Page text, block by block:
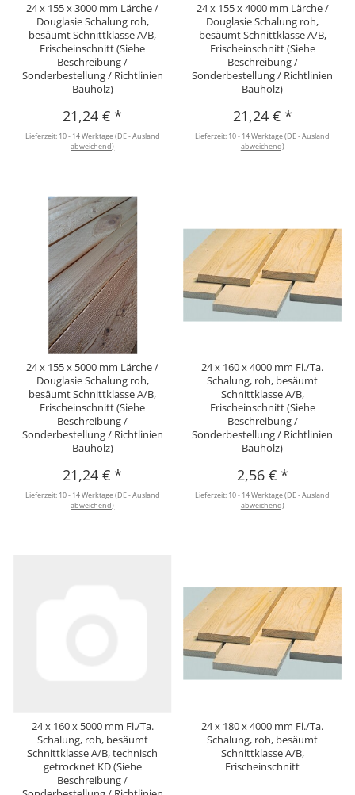
24 x 155 x 3000 mm Lärche /
Douglasie Schalung roh,
besäumt Schnittklasse A/B,
Frischeinschnitt (Siehe
Beschreibung /
Sonderbestellung / Richtlinien
Bauholz)
21,24 €*
Lieferzeit: 10 - 14 Werktage(DE - Ausland
abweichend)
24 x 155 x 4000 mm Lärche /
Douglasie Schalung roh,
besäumt Schnittklasse A/B,
Frischeinschnitt (Siehe
Beschreibung /
Sonderbestellung / Richtlinien
Bauholz)
21,24 € *
Lieferzeit: 10 - 14 Werktage(DE - Ausland
abweichend)
24 x 155 x 5000 mm Lärche /
Douglasie Schalung roh,
besäumt Schnittklasse A/B,
Frischeinschnitt (Siehe
Beschreibung /
Sonderbestellung / Richtlinien
Bauholz)
21,24 €*
Lieferzeit: 10 - 14 Werktage(DE - Ausland
abweichend)
24 x 160 x 4000 mm Fi./Ta.
Schalung, roh, besäumt
Schnittklasse A/B,
Frischeinschnitt (Siehe
Beschreibung /
Sonderbestellung / Richtlinien
Bauholz)
2,56 € *
Lieferzeit: 10 - 14 Werktage(DE - Ausland
abweichend)
24 x 160 x 5000 mm Fi./Ta.
Schalung, roh, besäumt
Schnittklasse A/B, technisch
getrocknet KD (Siehe
Beschreibung /
24 x 180 x 4000 mm Fi./Ta.
Schalung, roh, besäumt
Schnittklasse A/B,
Frischeinschnitt